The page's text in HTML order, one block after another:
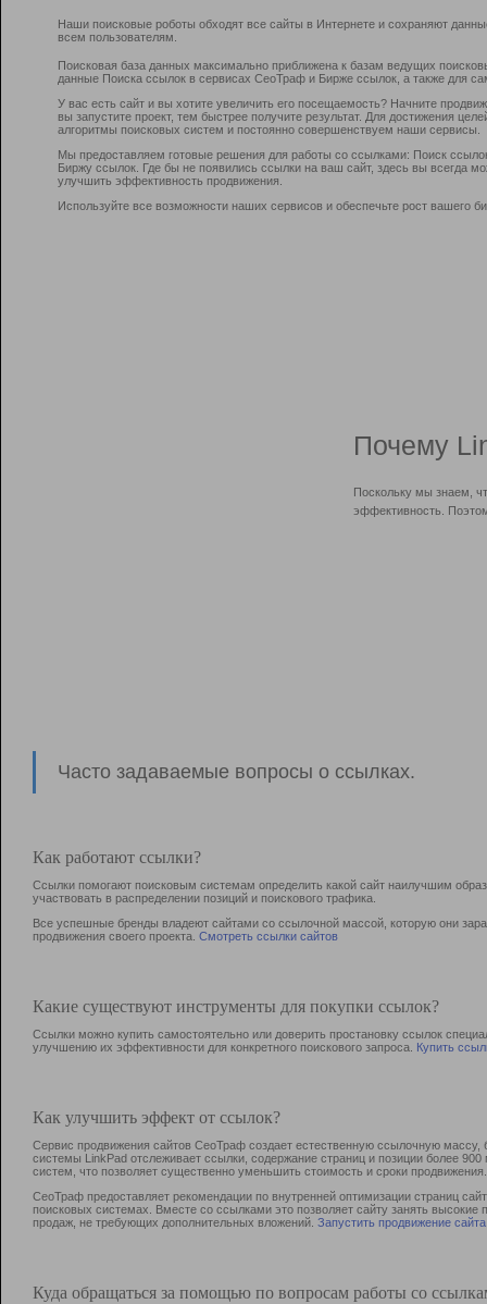
Наши поисковые роботы обходят все сайты в Интернете и сохраняют
всем пользователям.
Поисковая база данных максимально приближена к базам ведущих
данные Поиска ссылок в сервисах СеоТраф и Бирже ссылок, а также для
У вас есть сайт и вы хотите увеличить его посещаемость? Начните
вы запустите проект, тем быстрее получите результат. Для достижения
алгоритмы поисковых систем и постоянно совершенствуем наши сервисы.
Мы предоставляем готовые решения для работы со ссылками: Поиск
Биржу ссылок. Где бы не появились ссылки на ваш сайт, здесь вы всегда
улучшить эффективность продвижения.
Используйте все возможности наших сервисов и обеспечьте рост вашего
Почему
Поскольку мы знаем,
эффективность.
Часто задаваемые вопросы о ссылках.
Как работают ссылки?
Ссылки помогают поисковым системам определить какой сайт наилучшим
участвовать в раcпределении позиций и поискового трафика.
Все успешные бренды владеют сайтами со ссылочной массой, которую они
продвижения своего проекта. Смотреть ссылки сайтов
Какие существуют инструменты для покупки ссылок?
Ссылки можно купить самостоятельно или доверить простановку ссылок
улучшению их эффективности для конкретного поискового запроса. Купить
Как улучшить эффект от ссылок?
Сервис продвижения сайтов СеоТраф создает естественную ссылочную
системы LinkPad отслеживает ссылки, содержание страниц и позиции более
систем, что позволяет существенно уменьшить стоимость и сроки продвижения.
СеоТраф предоставляет рекомендации по внутренней оптимизации страниц
поисковых системах. Вместе со ссылками это позволяет сайту занять
продаж, не требующих дополнительных вложений. Запустить продвижение сайта
Куда обращаться за помощью по вопросам работы со